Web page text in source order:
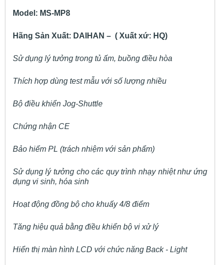
Model: MS-MP8
Hãng Sản Xuất: DAIHAN – ( Xuất xứ: HQ)
Sử dụng lý tưởng trong tủ ấm, buồng điều hòa
Thích hợp dùng test mẫu với số lượng nhiều
Bộ điều khiển Jog-Shuttle
Chứng nhận CE
Bảo hiểm PL (trách nhiệm với sản phẩm)
Sử dụng lý tưởng cho các quy trình nhạy nhiệt như ứng
dụng vi sinh, hóa sinh
Hoạt động đồng bộ cho khuấy 4/8 điểm
Tăng hiệu quả bằng điều khiển bộ vi xử lý
Hiển thị màn hình LCD với chức năng Back - Light